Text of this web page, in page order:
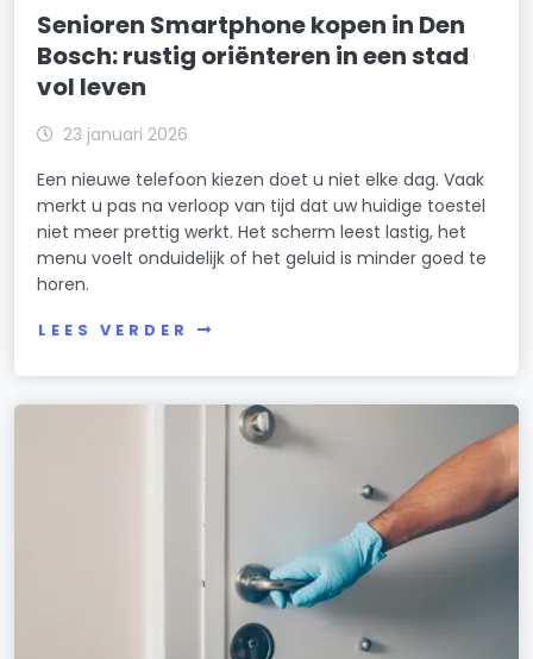
Senioren Smartphone kopen in Den
Bosch: rustig oriënteren in een stad
vol leven
23 januari 2026
Een nieuwe telefoon kiezen doet u niet elke dag. Vaak
merkt u pas na verloop van tijd dat uw huidige toestel
niet meer prettig werkt. Het scherm leest lastig, het
menu voelt onduidelijk of het geluid is minder goed te
horen.
LEES VERDER